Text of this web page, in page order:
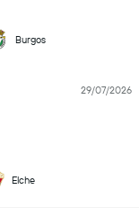
Burgos
29/07/2026
Elche